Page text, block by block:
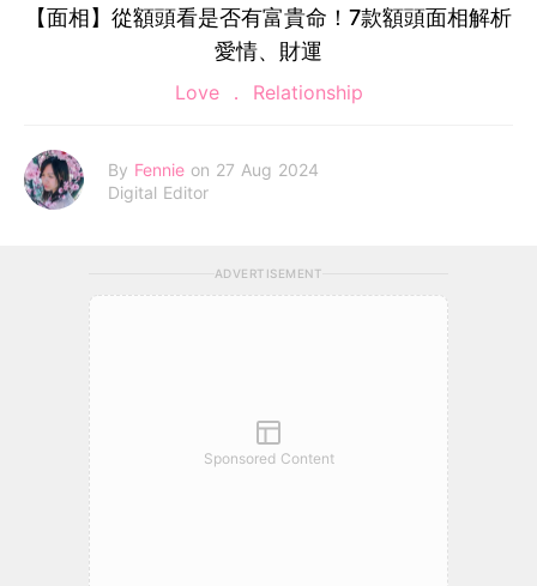
【面相】從額頭看是否有富貴命！7款額頭面相解析
愛情、財運
Love Relationship
By Fennie on 27 Aug 2024
Digital Editor
ADVERTISEMENT
Sponsored Content